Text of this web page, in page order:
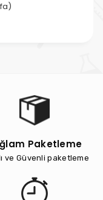
Paketleme
ve Güvenli paketleme